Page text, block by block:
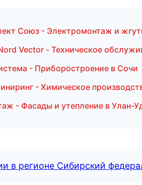
Союз - Электромонтаж и
Vector - Техническое
- Приборостроение в Сочи
- Химическое
- Фасады и утепление в Улан-
в регионе Сибирский